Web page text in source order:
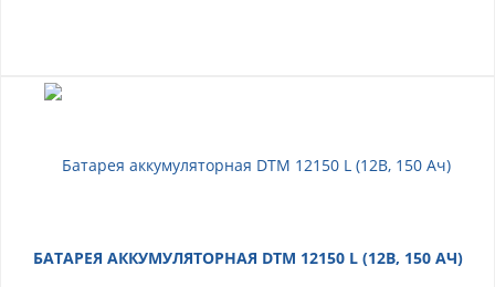
БАТАРЕЯ АККУМУЛЯТОРНАЯ DTM 12150 L (12В, 150 АЧ)